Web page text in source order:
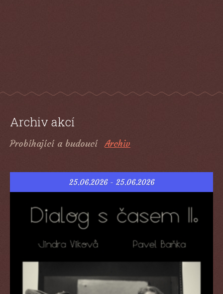
Archiv akcí
Probíhající a budoucí Archiv
25.06.2026 - 25.06.2026